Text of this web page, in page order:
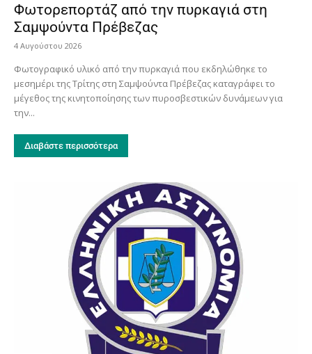
Φωτορεπορτάζ από την πυρκαγιά στη
Σαμψούντα Πρέβεζας
4 Αυγούστου 2026
Φωτογραφικό υλικό από την πυρκαγιά που εκδηλώθηκε το
μεσημέρι της Τρίτης στη Σαμψούντα Πρέβεζας καταγράφει το
μέγεθος της κινητοποίησης των πυροσβεστικών δυνάμεων για
την...
Διαβάστε περισσότερα